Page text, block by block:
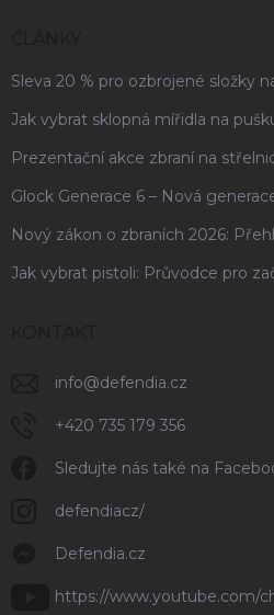
Sleva 20 % pro ozbrojené složky
Jak vybrat sklopná mířidla na
Prezentační akce zbraní na
Glock Generace 6 – Nová
Nový zákon o zbraních 2026:
Jak vybrat pistoli: Průvodce pro
info@defendia.cz
+420 735 179 356
Sledujte nás také na
defendiacz/
Defendia.cz
https://www.youtube.com/